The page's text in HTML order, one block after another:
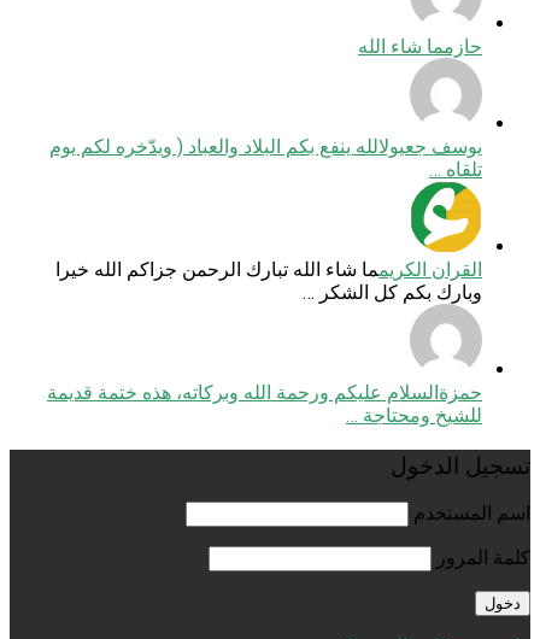
حازمما شاء الله
يوسف جعيولالله ينفع بكم البلاد والعباد ( ويدّخره لكم يوم
تلقاه …
القران الكريمما شاء الله تبارك الرحمن جزاكم الله خيرا
وبارك بكم كل الشكر …
حمزةالسلام عليكم ورحمة الله وبركاته، هذه ختمة قديمة
للشيخ ومحتاجة …
تسجيل الدخول
اسم المستخدم
كلمة المرور